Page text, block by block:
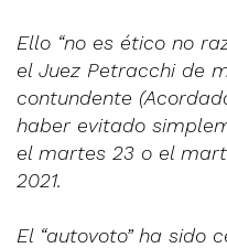
Ello “no es ético no
el Juez Petracchi de
contundente
haber evitado
el martes 23 o el
2021.
El “autovoto” ha sido